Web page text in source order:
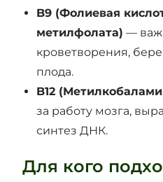
B9 (Фолиевая
метилфолата) —
кроветворения,
плода.
B12
за работу мозга,
синтез ДНК.
Для кого